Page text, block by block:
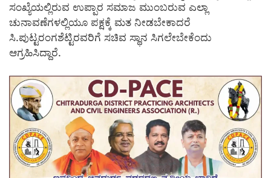
ಸಂಖ್ಯೆಯಲ್ಲಿರುವ ಉಪ್ಪಾರ ಸಮಾಜ ಮುಂಬರುವ ಎಲ್ಲಾ
ಚುನಾವಣೆಗಳಲ್ಲಿಯೂ ಪಕ್ಷಕ್ಕೆ ಮತ ನೀಡಬೇಕಾದರೆ
ಸಿ.ಪುಟ್ಟರಂಗಶೆಟ್ಟಿರವರಿಗೆ ಸಚಿವ ಸ್ಥಾನ ಸಿಗಲೇಬೇಕೆಂದು
ಆಗ್ರಹಿಸಿದ್ದಾರೆ.